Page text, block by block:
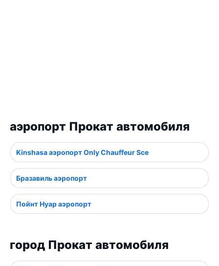
аэропорт Прокат автомобиля
Kinshasa аэропорт Only Chauffeur Sce
Бразавиль аэропорт
Пойнт Нуар аэропорт
город Прокат автомобиля